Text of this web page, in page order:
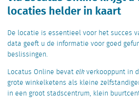
locaties helder in kaart
De locatie is essentieel voor het succes
data geeft u de informatie voor goed
beslissingen.
Locatus Online bevatelkverkooppunt in
grote winkelketens als kleine
in een groot stadscentrum, klein